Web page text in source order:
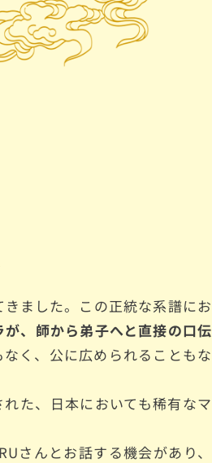
ました。この正統な系譜にお
、師から弟子へと直接の口伝
く、公に広められることもな
た、日本においても稀有なマ
さんとお話する機会があり、